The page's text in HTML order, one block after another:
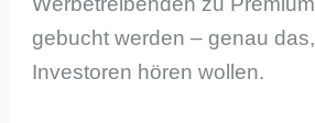
gebucht werden – genau
Investoren hören wollen.